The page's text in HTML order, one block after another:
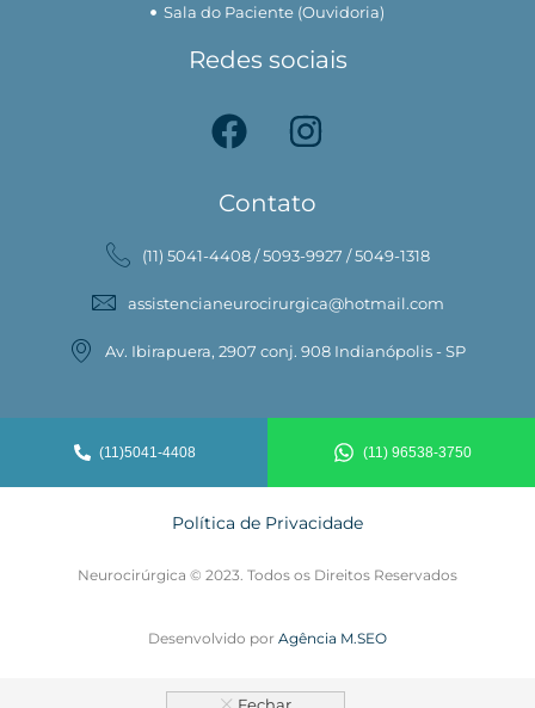
Sala do Paciente (Ouvidoria)
Redes sociais
Contato
(11) 5041-4408 / 5093-9927 / 5049-1318
assistencianeurocirurgica@hotmail.com
Av. Ibirapuera, 2907 conj. 908 Indianópolis - SP
(11)5041-4408 (11) 96538-3750
Política de Privacidade
Neurocirúrgica © 2023. Todos os Direitos Reservados
Desenvolvido por Agência M.SEO